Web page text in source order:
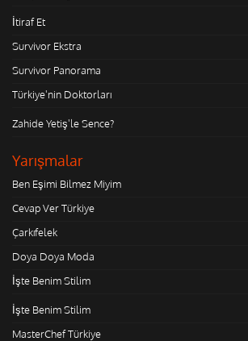
İtiraf Et
Survivor Ekstra
Survivor Panorama
Türkiye'nin Doktorları
Zahide Yetiş'le Sence?
Yarışmalar
Ben Eşimi Bilmez Miyim
Cevap Ver Türkiye
Çarkıfelek
Doya Doya Moda
İşte Benim Stilim
İşte Benim Stilim
MasterChef Türkiye